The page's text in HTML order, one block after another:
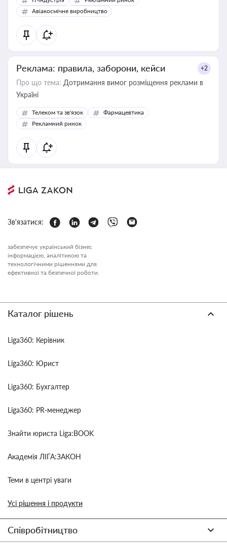
Авіакосмічне виробництво
Реклама: правила, заборони, кейси +2
Про що тема: Дотримання вимог розміщення реклами в
Україні
Телеком та зв'язок
Фармацевтика
Рекламний ринок
Зв'язатися:
забезпечує український бізнес
інформацією, аналітикою та
технологічними рішеннями для
ефективної та безпечної роботи.
Каталог рішень
Liga360: Керівник
Liga360: Юрист
Liga360: Бухгалтер
Liga360: PR-менеджер
Знайти юриста Liga:BOOK
Академія ЛІГА:ЗАКОН
Теми в центрі уваги
Усі рішення і продукти
Співробітництво